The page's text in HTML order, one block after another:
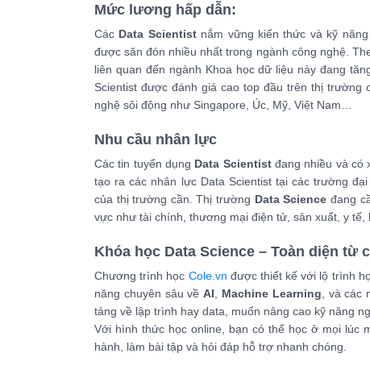
Mức lương hấp dẫn:
Các Data Scientistnắm vững kiến thức và kỹ
được săn đón nhiều nhất trong ngành công nghệ.
liên quan đến ngành Khoa học dữ liệu này đang
Scientist được đánh giá cao top đầu trên thị
nghệ sôi động như Singapore, Úc, Mỹ, Việt Nam…
Nhu cầu nhân lực
Các tin tuyển dụng Data Scientistđang nhiều và có
tạo ra các nhân lực Data Scientist tại các trường
của thị trường cần. Thị trường Data Science đang
vực như tài chính, thương mại điện tử, sản xuất, y tế,
Khóa học Data Science – Toàn diện từ
Chương trình học Cole.vn được thiết kế với lộ trình
năng chuyên sâu vềAI Machine Learning , và
tảng về lập trình hay data, muốn nâng cao kỹ năng
Với hình thức học online, bạn có thể học ở mọi lúc
hành, làm bài tập và hỏi đáp hỗ trợ nhanh chóng.